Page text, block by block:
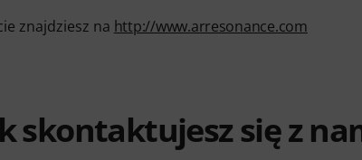
znajdziesz na http://www.arresonance.com
skontaktujesz się z